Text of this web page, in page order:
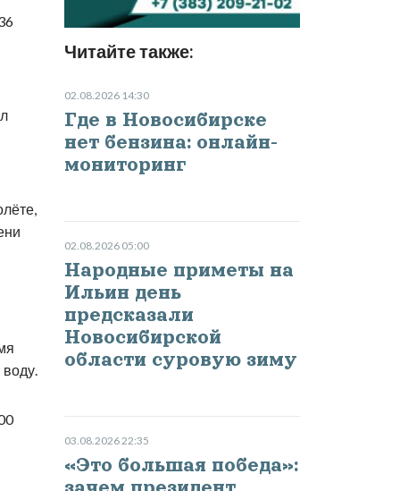
Читайте также:
02.08.2026 14:30
Где в Новосибирске
нет бензина: онлайн-
мониторинг
02.08.2026 05:00
Народные приметы на
Ильин день
предсказали
Новосибирской
области суровую зиму
03.08.2026 22:35
«Это большая победа»: